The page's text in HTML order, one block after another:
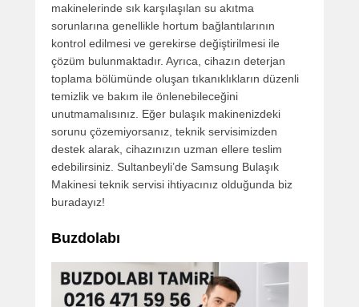
makinelerinde sık karşılaşılan su akıtma
sorunlarına genellikle hortum bağlantılarının
kontrol edilmesi ve gerekirse değiştirilmesi ile
çözüm bulunmaktadır. Ayrıca, cihazın deterjan
toplama bölümünde oluşan tıkanıklıkların düzenli
temizlik ve bakım ile önlenebileceğini
unutmamalısınız. Eğer bulaşık makinenizdeki
sorunu çözemiyorsanız, teknik servisimizden
destek alarak, cihazınızın uzman ellere teslim
edebilirsiniz. Sultanbeyli’de Samsung Bulaşık
Makinesi teknik servisi ihtiyacınız olduğunda biz
buradayız!
Buzdolabı